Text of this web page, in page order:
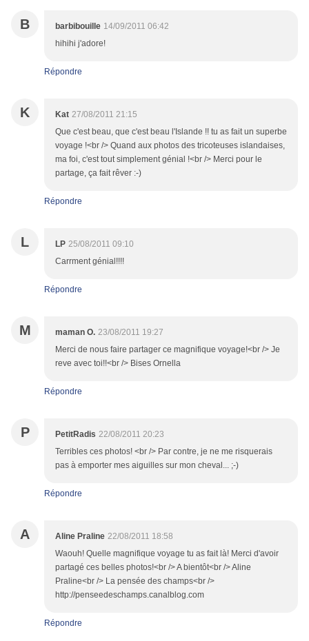
B barbibouille 14/09/2011 06:42
hihihi j'adore!
Répondre
K Kat 27/08/2011 21:15
Que c'est beau, que c'est beau l'Islande !! tu as fait un superbe
voyage !<br /> Quand aux photos des tricoteuses islandaises,
ma foi, c'est tout simplement génial !<br /> Merci pour le
partage, ça fait rêver :-)
Répondre
L LP 25/08/2011 09:10
Carrment génial!!!!
Répondre
M maman O. 23/08/2011 19:27
Merci de nous faire partager ce magnifique voyage!<br /> Je
reve avec toi!!<br /> Bises Ornella
Répondre
P PetitRadis 22/08/2011 20:23
Terribles ces photos! <br /> Par contre, je ne me risquerais
pas à emporter mes aiguilles sur mon cheval... ;-)
Répondre
A Aline Praline 22/08/2011 18:58
Waouh! Quelle magnifique voyage tu as fait là! Merci d'avoir
partagé ces belles photos!<br /> A bientôt<br /> Aline
Praline<br /> La pensée des champs<br />
http://penseedeschamps.canalblog.com
Répondre